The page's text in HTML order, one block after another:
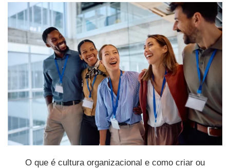
O que é cultura organizacional e como criar ou